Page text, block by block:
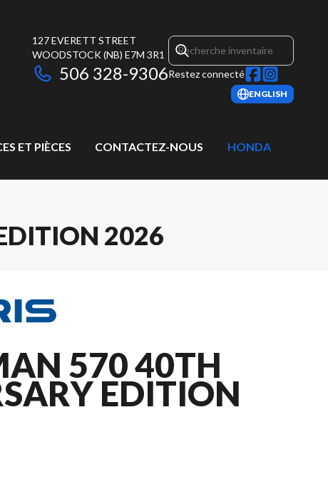
127 EVERETT STREET
WOODSTOCK(NB) E7M 3R1
506 328-9306Restez connecté
ENGLISH
ET PIÈCES CONTACTEZ-NOUS HONDA
2026
570 40TH
EDITION